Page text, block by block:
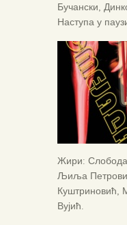
Бучански,
Наступа у
Жири:
Љиља
Куштриновић,
Вујић.